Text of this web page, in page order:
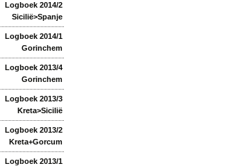
Logboek 2014/2
Sicilië>Spanje
Logboek 2014/1
Gorinchem
Logboek 2013/4
Gorinchem
Logboek 2013/3
Kreta>Sicilië
Logboek 2013/2
Kreta+Gorcum
Logboek 2013/1